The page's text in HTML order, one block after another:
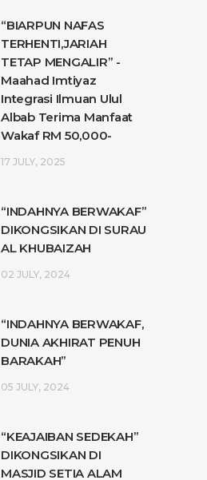
“BIARPUN NAFAS
TERHENTI,JARIAH
TETAP MENGALIR” -
Maahad Imtiyaz
Integrasi Ilmuan Ulul
Albab Terima Manfaat
Wakaf RM 50,000-
17 JULY, 2025
“INDAHNYA BERWAKAF”
DIKONGSIKAN DI SURAU
AL KHUBAIZAH
02 JULY, 2024
“INDAHNYA BERWAKAF,
DUNIA AKHIRAT PENUH
BARAKAH”
05 JULY, 2024
“KEAJAIBAN SEDEKAH”
DIKONGSIKAN DI
MASJID SETIA ALAM